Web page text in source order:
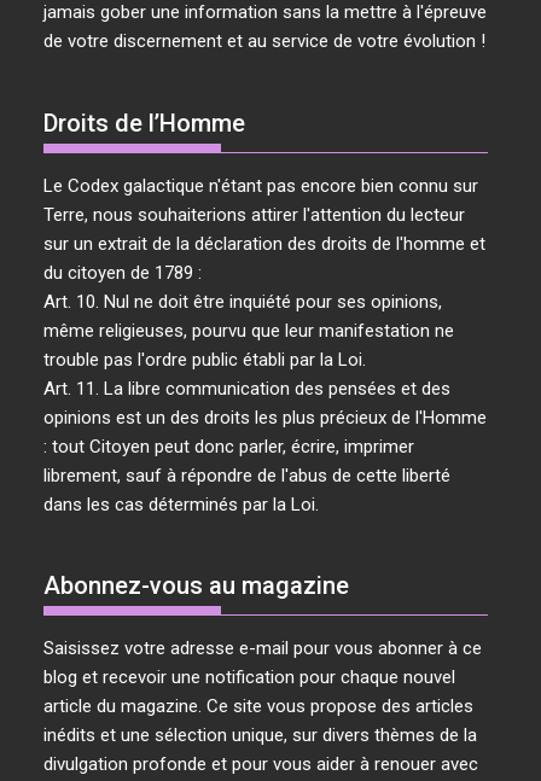
jamais gober une information sans la mettre à l'épreuve
de votre discernement et au service de votre évolution !
Droits de l’Homme
Le Codex galactique n'étant pas encore bien connu sur
Terre, nous souhaiterions attirer l'attention du lecteur
sur un extrait de la déclaration des droits de l'homme et
du citoyen de 1789 :
Art. 10. Nul ne doit être inquiété pour ses opinions,
même religieuses, pourvu que leur manifestation ne
trouble pas l'ordre public établi par la Loi.
Art. 11. La libre communication des pensées et des
opinions est un des droits les plus précieux de l'Homme
: tout Citoyen peut donc parler, écrire, imprimer
librement, sauf à répondre de l'abus de cette liberté
dans les cas déterminés par la Loi.
Abonnez-vous au magazine
Saisissez votre adresse e-mail pour vous abonner à ce
blog et recevoir une notification pour chaque nouvel
article du magazine. Ce site vous propose des articles
inédits et une sélection unique, sur divers thèmes de la
divulgation profonde et pour vous aider à renouer avec